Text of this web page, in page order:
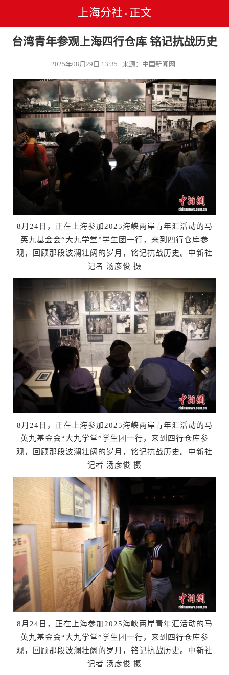
上海分社 • 正文
台湾青年参观上海四行仓库 铭记抗战历史
2025年08月29日 13:35 来源：中国新闻网
8月24日，正在上海参加2025海峡两岸青年汇活动的马
英九基金会“大九学堂”学生团一行，来到四行仓库参
观，回顾那段波澜壮阔的岁月，铭记抗战历史。中新社
记者 汤彦俊 摄
8月24日，正在上海参加2025海峡两岸青年汇活动的马
英九基金会“大九学堂”学生团一行，来到四行仓库参
观，回顾那段波澜壮阔的岁月，铭记抗战历史。中新社
记者 汤彦俊 摄
8月24日，正在上海参加2025海峡两岸青年汇活动的马
英九基金会“大九学堂”学生团一行，来到四行仓库参
观，回顾那段波澜壮阔的岁月，铭记抗战历史。中新社
记者 汤彦俊 摄